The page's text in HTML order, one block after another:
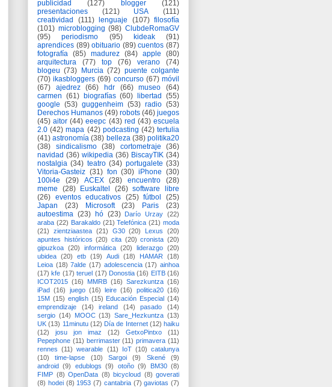
publicidad
(127) blogger
(121)
presentaciones
(121) USA
(111)
creatividad
(111) lenguaje (107) filosofía
(101) microblogging (98) ClubdeRomaGV
(95)
periodismo (95) kideak
(91)
aprendices (89) obituario (89) cuentos (87)
fotografía (85) madurez (84) apple
(80)
arquitectura
(77) top (76) verano
(74)
blogeu (73) Murcia (72) puente colgante
(70) ikasbloggers (69) concurso (67) móvil
(67)
ajedrez (66) hdr (66) museo
(64)
carmen (61) biografías (60) libertad
(55)
google (53) guggenheim (53) radio (53)
Derechos Humanos (49) robots (46) juegos
(45) aitor (44) eeepc (43) red (43) escuela
2.0 (42) mapa (42) podcasting (42) tertulia
(41) astronomía (38) belleza (38) politika20
(38)
sindicalismo (38) cortometraje
(36)
navidad (36) wikipedia (36) BiscayTIK (34)
nostalgia (34) teatro (34) portugalete (33)
Vitoria-Gasteiz (31) fon (30) iPhone (30)
100i4e
(29) ACEX (28) encuentro
(28)
meme
(28) Euskaltel (26) software libre
(26) eventos educativos (25) fútbol
(25)
Japan
(23) Microsoft (23) Paris
(23)
autoestima (23) hó (23) Darío Urzay (22)
araba (22) Barakaldo (21) Telefónica (21) moda
(21)
zientziaastea (21) G30 (20) Lexus
(20)
apuntes históricos (20) cita (20) cronista (20)
gipuzkoa (20) informática (20) liderazgo (20)
ubidea (20) etb (19) Audi (18) HAMAR
(18)
Leioa (18) 7alde (17) adolescencia (17) ainhoa
(17) kfe (17) teruel (17) Donostia (16) EITB (16)
ICOT2015 (16) MMRB (16) Sarezkuntza (16)
iPad (16) juego (16) leire (16) politica20 (16)
15M (15) english (15) Educación Especial (14)
emprendizaje
(14) ireland (14) pasado
(14)
sergio (14) MOOC (13) Sare_Hezkuntza (13)
UK (13) 11minutu (12) Día de Internet (12) haiku
(12)
josu jon imaz (12) GetxoPintxo
(11)
Pepephone (11) berrimaster (11) primavera (11)
rennes (11) wearable (11) IoT (10) catalunya
(10)
time-lapse (10) Sargoi (9) Skené
(9)
android (9) edublogs (9) otoño (9) BM30 (8)
FIMP (8) OpenData (8) bicycloud (8) goverati
(8) hodei (8) 1953 (7) cantabria (7) gaviotas (7)